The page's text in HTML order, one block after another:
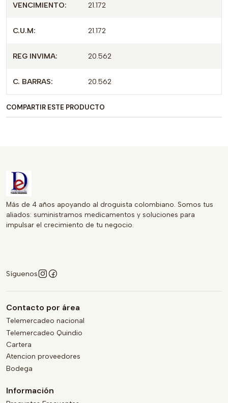
VENCIMIENTO: 21.172
C.U.M: 21.172
REG INVIMA: 20.562
C. BARRAS: 20.562
COMPARTIR ESTE PRODUCTO
Más de 4 años apoyando al droguista colombiano. Somos tus
aliados: suministramos medicamentos y soluciones para
impulsar el crecimiento de tu negocio.
Síguenos
Contacto por área
Telemercadeo nacional
Telemercadeo Quindio
Cartera
Atencion proveedores
Bodega
Información